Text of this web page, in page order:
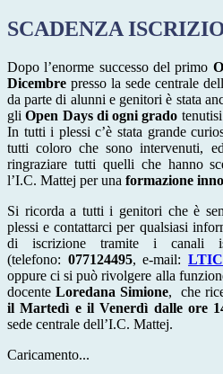
SCADENZA
Dopo l’enorme successo del primo
Dicembre presso la sede centrale
da parte di alunni e genitori è stata
gliOpen Days di ogni grado
In tutti i plessi c’è stata grande
tutti coloro che sono intervenuti,
ringraziare tutti quelli che hanno
l’I.C. Mattej per una formazione
Si ricorda a tutti i genitori che è
plessi e contattarci per qualsiasi
di iscrizione tramite i canali
(telefono: 077124495, e-mail:
oppure ci si può rivolgere alla
docente Loredana Simione, che
il Martedì e il Venerdì dalle ore
sede centrale dell’I.C. Mattej.
Caricamento...